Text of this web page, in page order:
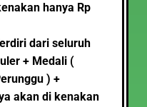
hanya Rp
dari seluruh
+ Medali (
) +
akan di kenakan